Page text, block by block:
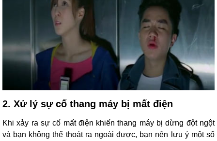
2. Xử lý sự cố thang máy bị mất điện
Khi xảy ra sự cố mất điện khiến thang máy bị dừng đột ngột
và bạn không thể thoát ra ngoài được, bạn nên lưu ý một số